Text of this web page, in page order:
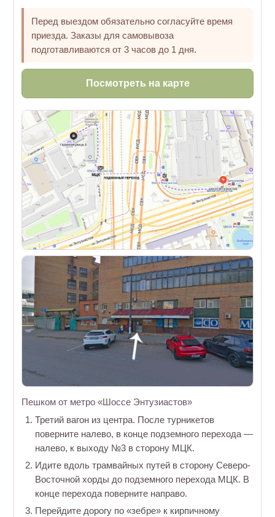
Перед выездом обязательно согласуйте время
приезда. Заказы для самовывоза
подготавливаются от 3 часов до 1 дня.
Посмотреть на карте
Пешком от метро «Шоссе Энтузиастов»
Третий вагон из центра. После турникетов
поверните налево, в конце подземного перехода —
налево, к выходу №3 в сторону МЦК.
Идите вдоль трамвайных путей в сторону Северо-
Восточной хорды до подземного перехода МЦК. В
конце перехода поверните направо.
Перейдите дорогу по «зебре» к кирпичному